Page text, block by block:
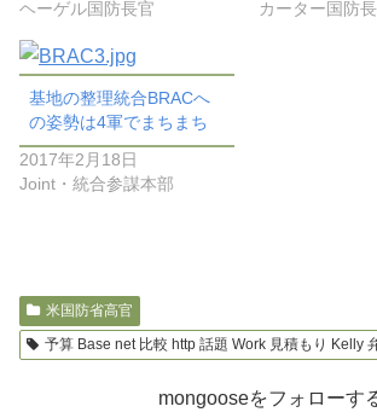
ヘーゲル国防長官
カーター国防
基地の整理統合BRACへ
の姿勢は4軍でまちまち
2017年2月18日
Joint・統合参謀本部
米国防省高官
予算 Base net 比較 http 話題 Work 見積もり Kelly
mongooseをフォローす